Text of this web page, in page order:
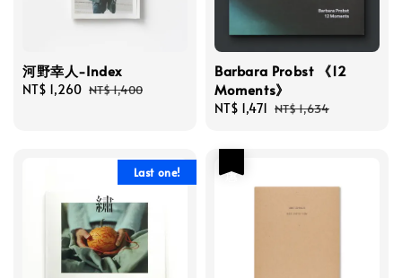
河野幸人-Index
Sale
NT$ 1,260 Regular
NT$ 1,400
Barbara Probst 《12
Moments》
Sale
NT$ 1,471 Regular
NT$ 1,634
Last one!